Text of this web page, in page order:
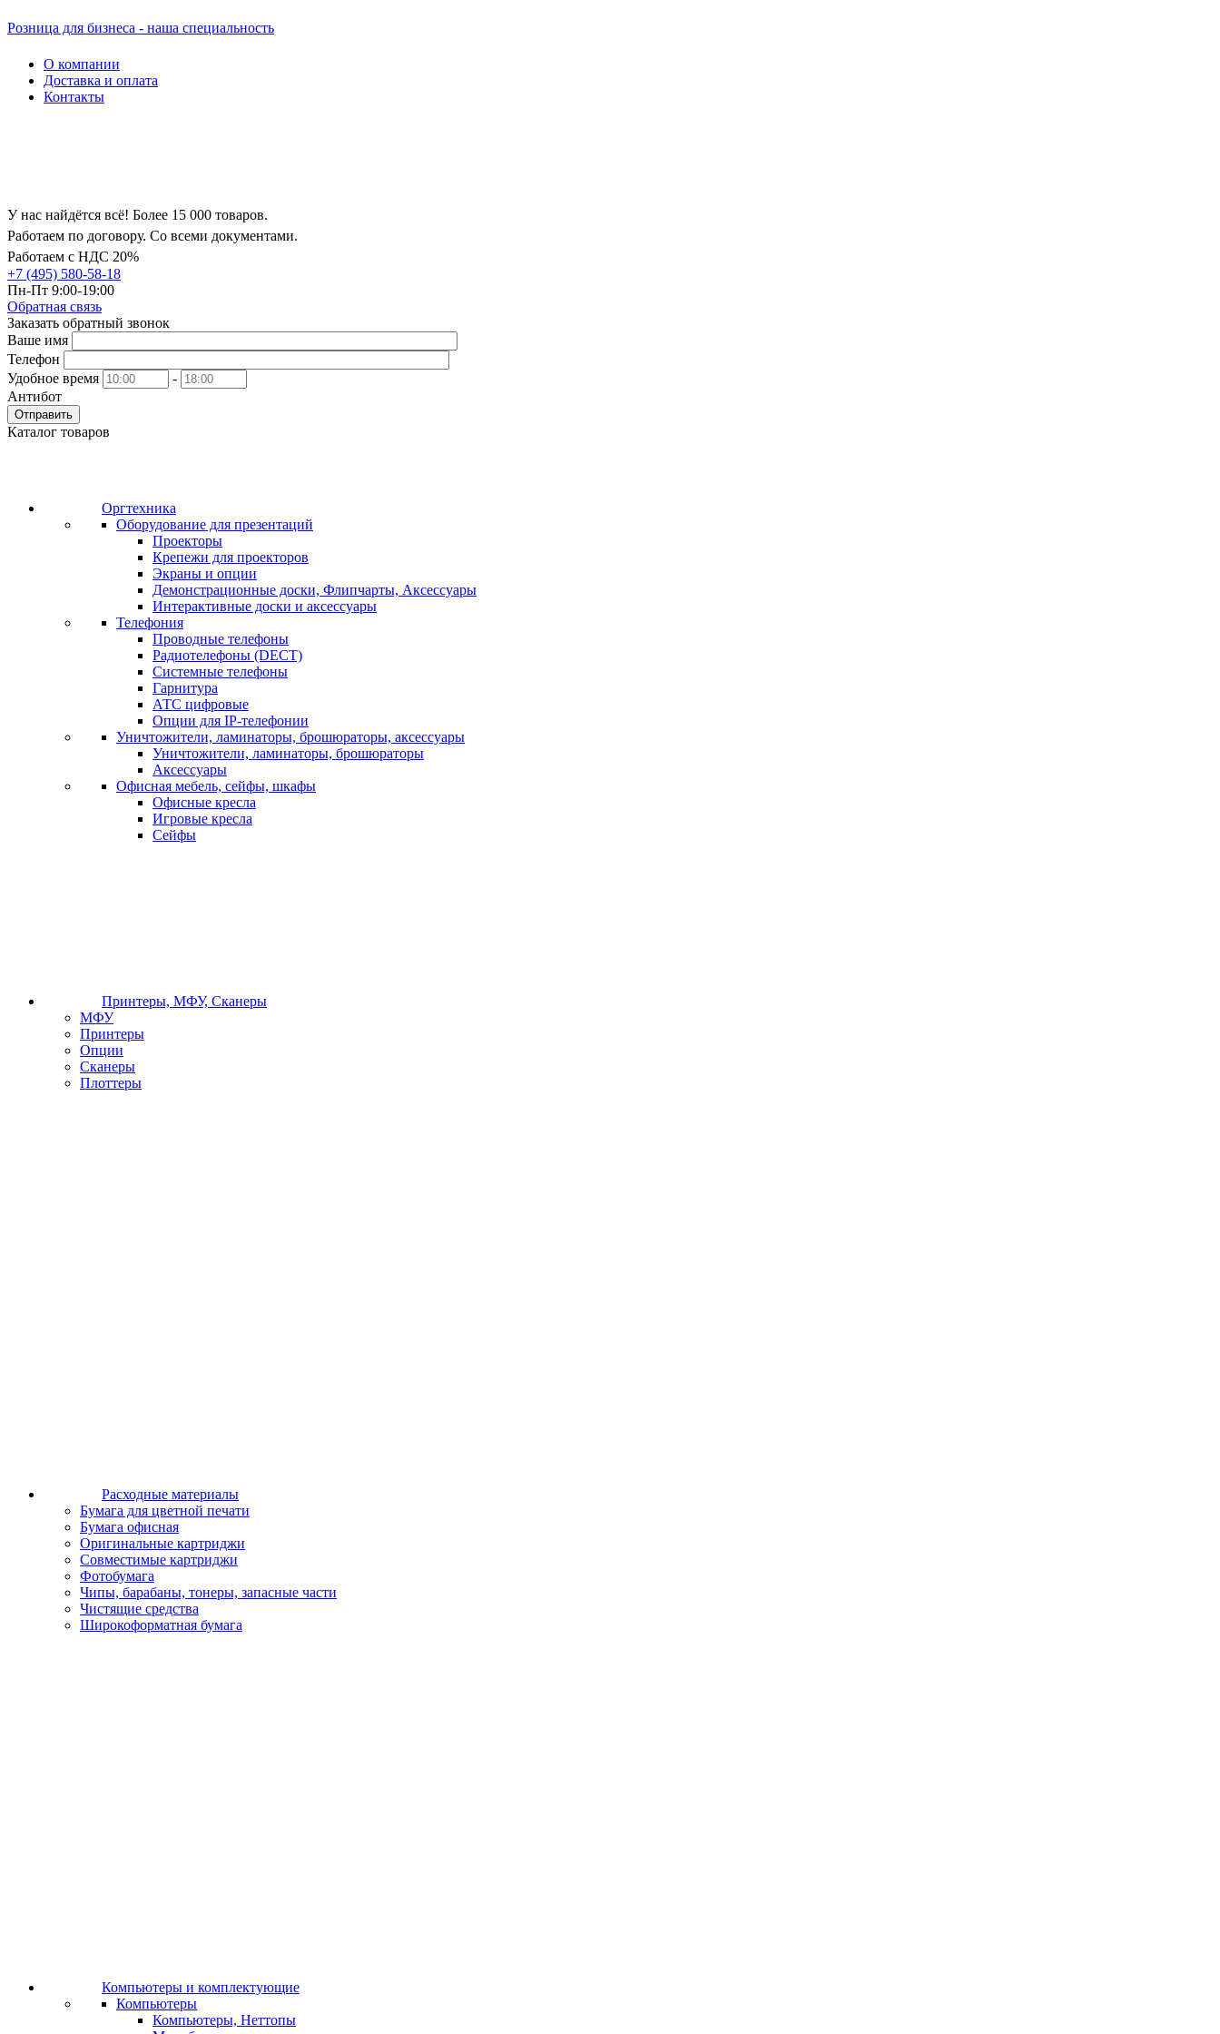
Розница для бизнеса - наша специальность
О компании
Доставка и оплата
Контакты
У нас найдётся всё! Более 15 000 товаров.
Работаем по договору. Со всеми документами.
Работаем с НДС 20%
+7 (495) 580-58-18
Пн-Пт 9:00-19:00
Обратная связь
Заказать обратный звонок
Ваше имя
Телефон
Удобное время
-
Антибот
Отправить
Каталог товаров
Оргтехника
Оборудование для презентаций
Проекторы
Крепежи для проекторов
Экраны и опции
Демонстрационные доски, Флипчарты, Аксессуары
Интерактивные доски и аксессуары
Телефония
Проводные телефоны
Радиотелефоны (DECT)
Системные телефоны
Гарнитура
АТС цифровые
Опции для IP-телефонии
Уничтожители, ламинаторы, брошюраторы, аксессуары
Уничтожители, ламинаторы, брошюраторы
Аксессуары
Офисная мебель, сейфы, шкафы
Офисные кресла
Игровые кресла
Сейфы
Принтеры, МФУ, Сканеры
МФУ
Принтеры
Опции
Сканеры
Плоттеры
Расходные материалы
Бумага для цветной печати
Бумага офисная
Оригинальные картриджи
Совместимые картриджи
Фотобумага
Чипы, барабаны, тонеры, запасные части
Чистящие средства
Широкоформатная бумага
Компьютеры и комплектующие
Компьютеры
Компьютеры, Неттопы